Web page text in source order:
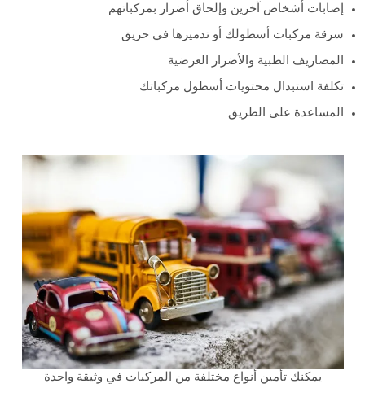
إصابات أشخاص آخرين وإلحاق أضرار بمركباتهم
سرقة مركبات أسطولك أو تدميرها في حريق
المصاريف الطبية والأضرار العرضية
تكلفة استبدال محتويات أسطول مركباتك
المساعدة على الطريق
يمكنك تأمين أنواع مختلفة من المركبات في وثيقة واحدة